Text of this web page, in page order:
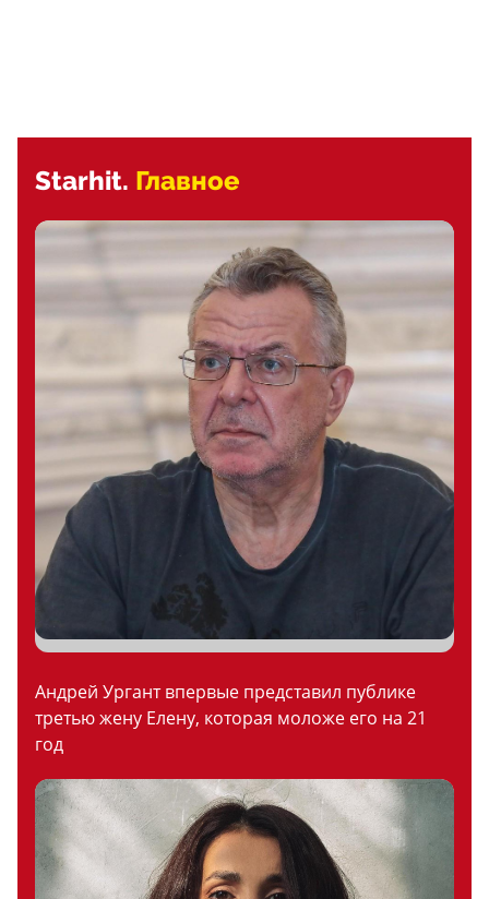
Starhit. Главное
Андрей Ургант впервые представил публике
третью жену Елену, которая моложе его на 21
год